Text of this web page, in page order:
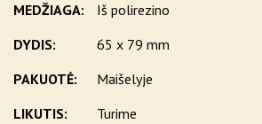
MEDŽIAGA:
Iš polirezino
DYDIS:
65 x 79 mm
PAKUOTĖ:
Maišelyje
LIKUTIS:
Turime